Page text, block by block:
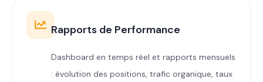
Rapports de Performance
Dashboard en temps réel et rapports mensuels
: évolution des positions, trafic organique, taux